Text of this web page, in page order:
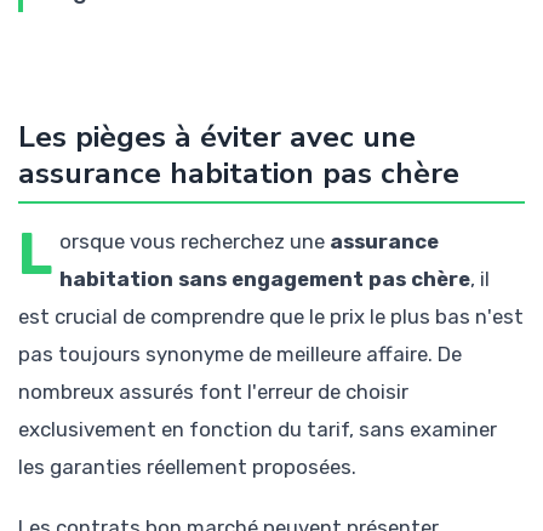
Les pièges à éviter avec une
assurance habitation pas chère
L orsque vous recherchez une assurance
habitation sans engagement pas chère, il
est crucial de comprendre que le prix le plus bas n'est
pas toujours synonyme de meilleure affaire. De
nombreux assurés font l'erreur de choisir
exclusivement en fonction du tarif, sans examiner
les garanties réellement proposées.